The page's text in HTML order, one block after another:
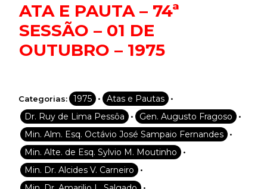
ATA E PAUTA – 74ª
SESSÃO – 01 DE
OUTUBRO – 1975
Categorias: 1975 • Atas e Pautas •
Dr. Ruy de Lima Pessôa • Gen. Augusto Fragoso •
Min. Alm. Esq. Octávio José Sampaio Fernandes •
Min. Alte. de Esq. Sylvio M. Moutinho •
Min. Dr. Alcides V. Carneiro •